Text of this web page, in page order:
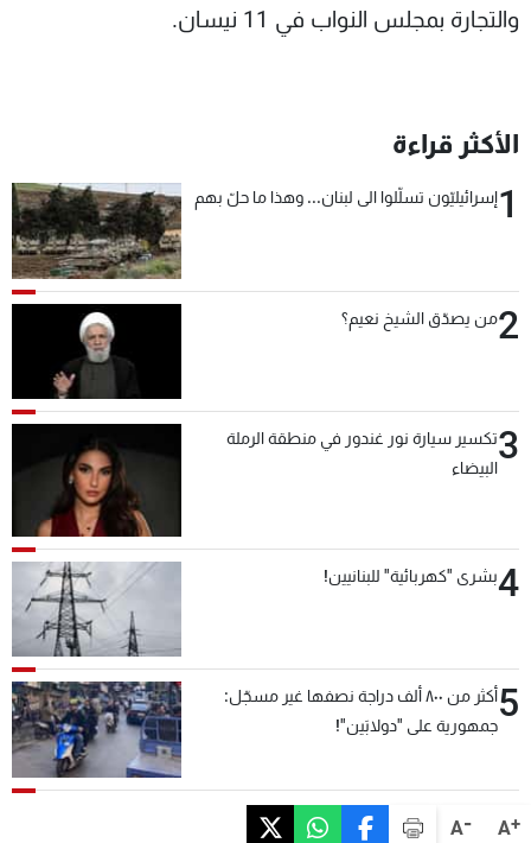
A+
A-
والتجارة بمجلس النواب في 11 نيسان.
الأكثر قراءة
1إسرائيليّون تسلّلوا الى لبنان... وهذا ما حلّ بهم
2من يصدّق الشيخ نعيم؟
3تكسير سيارة نور غندور في منطقة الرملة
البيضاء
4بشرى "كهربائية" للبنانيين!
5
أكثر من ٨٠٠ ألف دراجة نصفها غير مسجّل:
جمهورية على "دولابَين"!